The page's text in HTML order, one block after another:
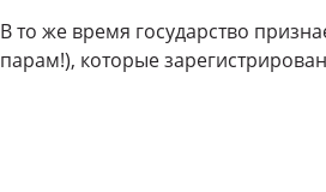
В то же время государство
парам!), которые